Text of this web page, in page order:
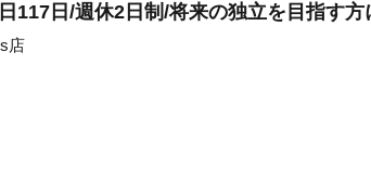
117日/週休2日制/将来の独立を目指す方
店